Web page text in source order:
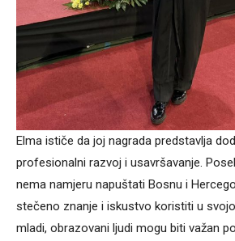
Elma ističe da joj nagrada predstavlja
profesionalni razvoj i usavršavanje.
nema namjeru napuštati Bosnu i
stečeno znanje i iskustvo koristiti u
mladi, obrazovani ljudi mogu biti važan